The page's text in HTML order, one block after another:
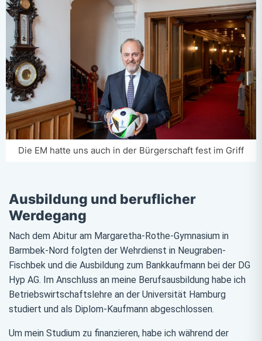
Die EM hatte uns auch in der Bürgerschaft fest im Griff
Ausbildung und beruflicher
Werdegang
Nach dem Abitur am Margaretha-Rothe-Gymnasium in
Barmbek-Nord folgten der Wehrdienst in Neugraben-
Fischbek und die Ausbildung zum Bankkaufmann bei der DG
Hyp AG. Im Anschluss an meine Berufsausbildung habe ich
Betriebswirtschaftslehre an der Universität Hamburg
studiert und als Diplom-Kaufmann abgeschlossen.
Um mein Studium zu finanzieren, habe ich während der